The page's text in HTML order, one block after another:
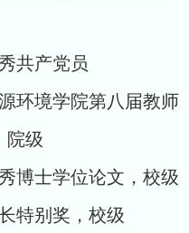
共产党员
环境学院第八届教师
院级
博士学位论文，校级
特别奖，校级